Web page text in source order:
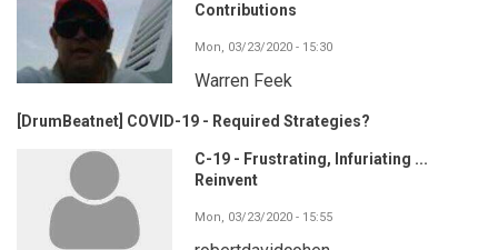
Contributions
Mon, 03/23/2020 - 15:30
Warren Feek
[DrumBeatnet] COVID-19 - Required Strategies?
C-19 - Frustrating, Infuriating ...
Reinvent
Mon, 03/23/2020 - 15:55